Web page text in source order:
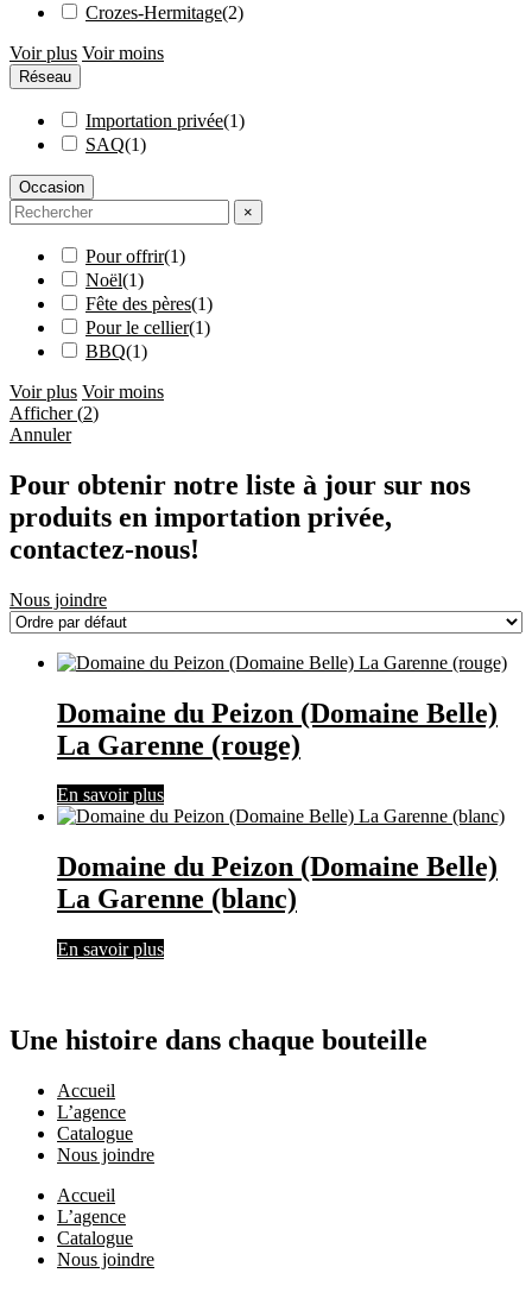
Crozes-Hermitage(2)
Voir plus Voir moins
Réseau
Importation privée(1)
SAQ(1)
Occasion
×
Pour offrir(1)
Noël(1)
Fête des pères(1)
Pour le cellier(1)
BBQ(1)
Voir plus Voir moins
Afficher(2)
Annuler
Pour obtenir notre liste à jour sur nos
produits en importation privée,
contactez-nous!
Nous joindre
Domaine du Peizon (Domaine Belle)
La Garenne (rouge)
En savoir plus
Domaine du Peizon (Domaine Belle)
La Garenne (blanc)
En savoir plus
Une histoire dans chaque bouteille
Accueil
L’agence
Catalogue
Nous joindre
Accueil
L’agence
Catalogue
Nous joindre